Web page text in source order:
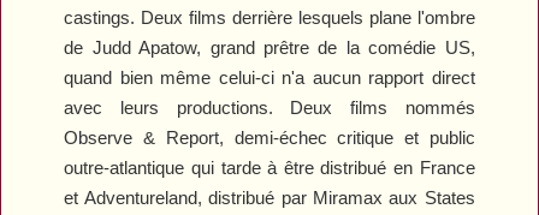
castings. Deux films derrière lesquels plane l'ombre
de Judd Apatow, grand prêtre de la comédie US,
quand bien même celui-ci n'a aucun rapport direct
avec leurs productions. Deux films nommés
Observe & Report, demi-échec critique et public
outre-atlantique qui tarde à être distribué en France
et Adventureland, distribué par Miramax aux States